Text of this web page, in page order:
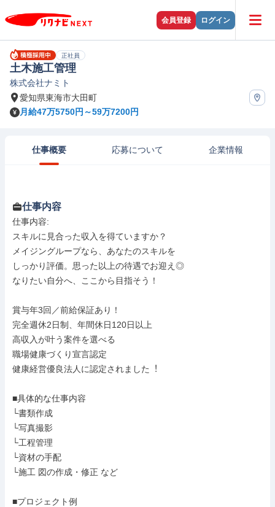
会員登録 ログイン
正社員
土木施工管理
株式会社ナミト
愛知県東海市大田町
月給47万5750円～59万7200円
仕事概要 応募について 企業情報
仕事内容
仕事内容:
スキルに見合った収入を得ていますか？
メイジングループなら、あなたのスキルを
しっかり評価。思った以上の待遇でお迎え◎
なりたい自分へ、ここから目指そう！
賞与年3回／前給保証あり！
完全週休2日制、年間休日120日以上
高収入が叶う案件を選べる
職場健康づくり宣言認定
健康経営優良法⼈に認定されました︕
■具体的な仕事内容
└書類作成
└写真撮影
└工程管理
└資材の手配
└施工 図の作成・修正 など
■プロジェクト例